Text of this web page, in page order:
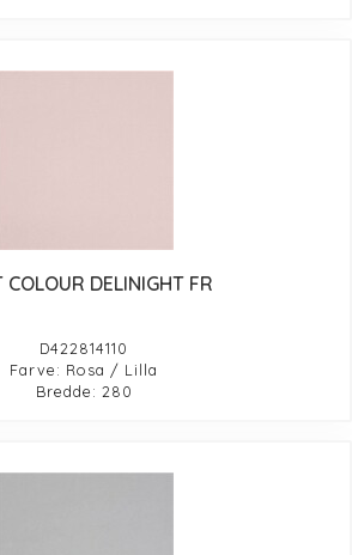
COLOUR DELINIGHT FR
D422814110
Farve: Rosa / Lilla
Bredde: 280